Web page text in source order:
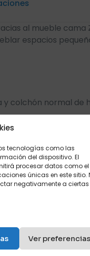
tecnologías como las
del dispositivo. El
procesar datos como el
únicas en este sitio.
negativamente a ciertas
Ver preferencias
al mueble
espacios
y colchón normal de